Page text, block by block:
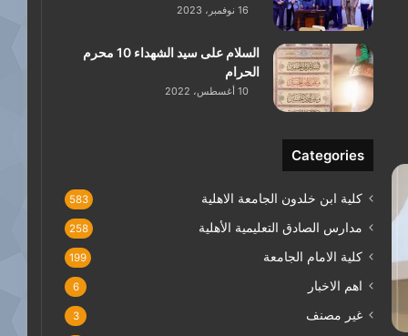
16 نوفمبر، 2023
السلام على سيد الشهداء 10 محرم
الحرام
10 أغسطس، 2022
Categories
كلية ابن خلدون الجامعة الاهلية 583
مدارس الصادق التعليمية الأهلية 258
كلية الامام الجامعة 199
اهم الاخبار 6
غير مصنف 3